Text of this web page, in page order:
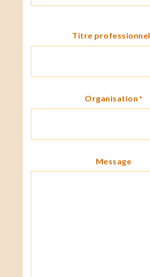
Titre professionnel
Organisation *
Message